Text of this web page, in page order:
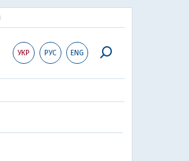
УКР РУС ENG